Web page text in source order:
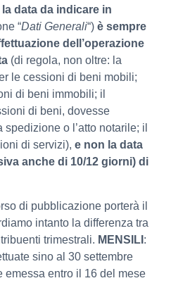
la data da indicare in
“Dati Generali“) è sempre
dell’operazione
(di regola, non oltre: la
le cessioni di beni mobili;
di beni immobili; il
di beni, dovesse
o l’atto notarile; il
di servizi), e non la data
anche di 10/12 giorni) di
di pubblicazione porterà il
intanto la differenza tra
trimestrali. MENSILI :
sino al 30 settembre
emessa entro il 16 del mese